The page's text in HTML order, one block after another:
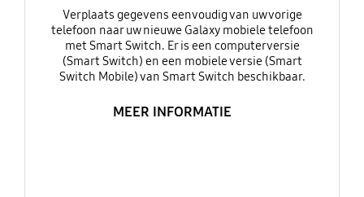
Verplaats gegevens eenvoudig van uw vorige
telefoon naar uw nieuwe Galaxy mobiele telefoon
met Smart Switch. Er is een computerversie
(Smart Switch) en een mobiele versie (Smart
Switch Mobile) van Smart Switch beschikbaar.
MEER INFORMATIE